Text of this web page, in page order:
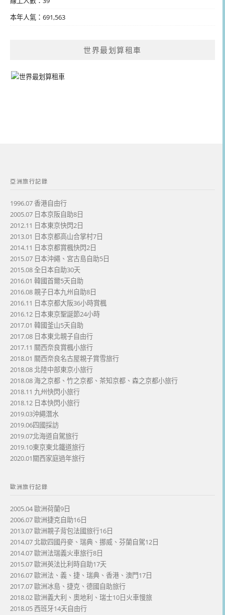
本年人氣：691,563
世界最划算租車
亞洲旅行記錄
1996.07 香港自由行
2005.07 日本京阪自助8日
2012.11 日本東京快閃2日
2013.01 日本京都高山合掌村7日
2014.11 日本京都賞楓快閃2日
2015.07 日本沖繩、宮古島自助5日
2015.08 全日本自助30天
2016.01 韓國首爾5天自助
2016.08 親子日本九州自助8日
2016.11 日本京都大阪36小時賞楓
2016.12 日本東京聖誕節24小時
2017.01 韓國釜山5天自助
2017.08 日本東北親子自由行
2017.11 關西奈良賞楓小旅行
2018.01 關西奈良名古屋親子賞雪旅行
2018.08 北陸中部東京小旅行
2018.08 海之京都、竹之京都、茶知京都、森之京都小旅行
2018.11 九州快閃小旅行
2018.12 日本快閃小旅行
2019.03沖繩潛水
2019.06四國採訪
2019.07北海道自駕旅行
2019.10東京東北鐵道旅行
2020.01關西家庭過年旅行
歐洲旅行記錄
2005.04 歐洲荷蘭9日
2006.07 歐洲捷克自助16日
2013.07 歐洲親子背包法國旅行16日
2014.07 北歐四國丹麥、瑞典、挪威、芬蘭自駕12日
2014.07 歐洲法瑞義火車旅行8日
2015.07 歐洲英法比利時自助17天
2016.07 歐洲法、義、捷、瑞典、香港、澳門17日
2017.07 歐洲冰島、捷克、德國自助旅行
2018.02 歐洲義大利、奧地利、瑞士10日火車慢旅
2018.05 西班牙14天自由行